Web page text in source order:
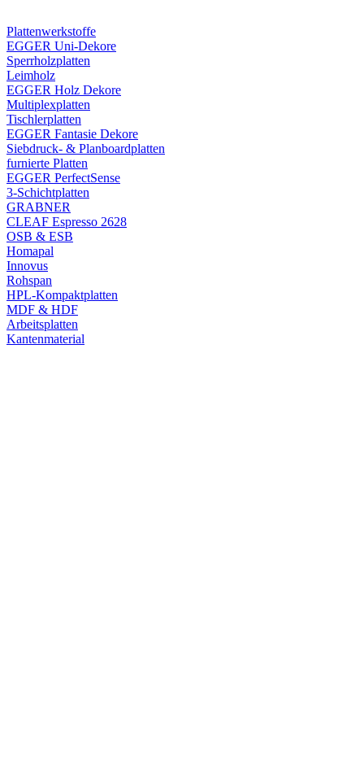
Plattenwerkstoffe
EGGER Uni-Dekore
Sperrholzplatten
Leimholz
EGGER Holz Dekore
Multiplexplatten
Tischlerplatten
EGGER Fantasie Dekore
Siebdruck- & Planboardplatten
furnierte Platten
EGGER PerfectSense
3-Schichtplatten
GRABNER
CLEAF Espresso 2628
OSB & ESB
Homapal
Innovus
Rohspan
HPL-Kompaktplatten
MDF & HDF
Arbeitsplatten
Kantenmaterial